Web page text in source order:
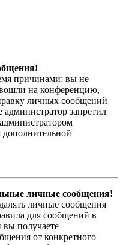
причинами: вы не
на конференцию,
личных сообщений
запретил
личные сообщения!
личные сообщения
для сообщений в
получаете
от конкретного